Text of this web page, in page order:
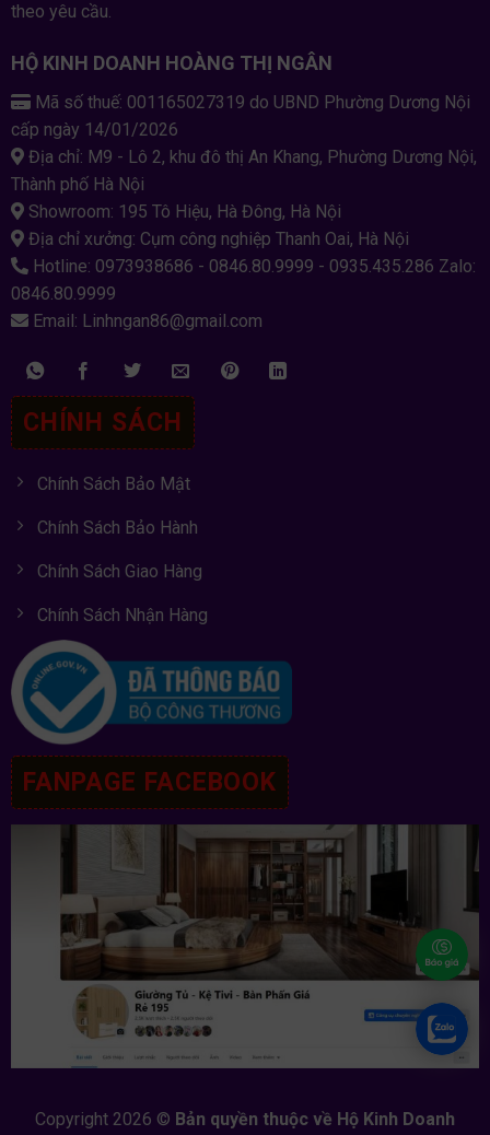
theo yêu cầu.
HỘ KINH DOANH HOÀNG THỊ NGÂN
Mã số thuế: 001165027319 do UBND Phường Dương Nội
cấp ngày 14/01/2026
Địa chỉ: M9 - Lô 2, khu đô thị An Khang, Phường Dương Nội,
Thành phố Hà Nội
Showroom: 195 Tô Hiệu, Hà Đông, Hà Nội
Địa chỉ xưởng: Cụm công nghiệp Thanh Oai, Hà Nội
Hotline: 0973938686 - 0846.80.9999 - 0935.435.286 Zalo:
0846.80.9999
Email: Linhngan86@gmail.com
CHÍNH SÁCH
Chính Sách Bảo Mật
Chính Sách Bảo Hành
Chính Sách Giao Hàng
Chính Sách Nhận Hàng
FANPAGE FACEBOOK
Copyright 2026 © Bản quyền thuộc về Hộ Kinh Doanh